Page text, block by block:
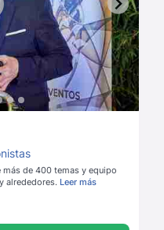
de 400 temas y equipo
alrededores. Leer más